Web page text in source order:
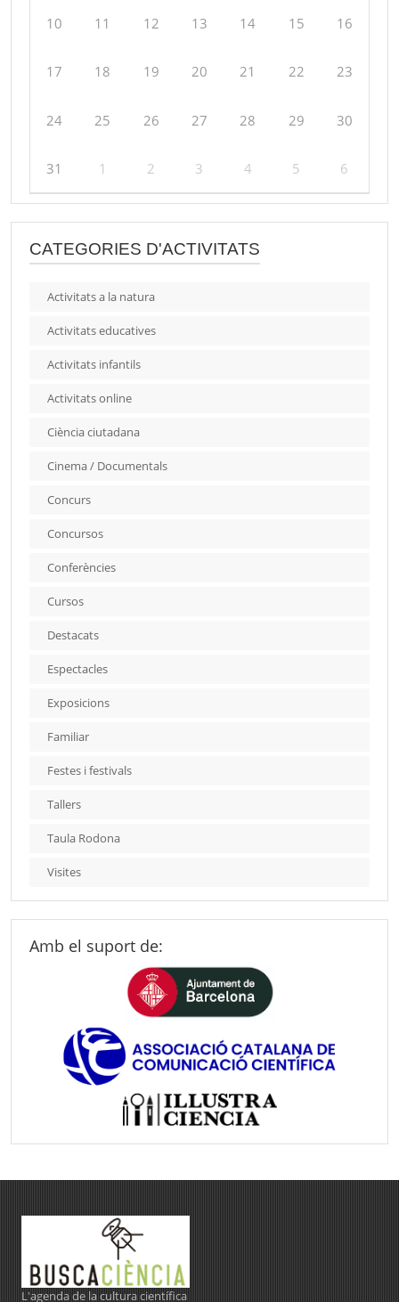
10 11 12 13 14 15 16
17 18 19 20 21 22 23
24 25 26 27 28 29 30
31 1 2 3 4 5 6
CATEGORIES D'ACTIVITATS
Activitats a la natura
Activitats educatives
Activitats infantils
Activitats online
Ciència ciutadana
Cinema / Documentals
Concurs
Concursos
Conferències
Cursos
Destacats
Espectacles
Exposicions
Familiar
Festes i festivals
Tallers
Taula Rodona
Visites
Amb el suport de:
L'agenda de la cultura científica